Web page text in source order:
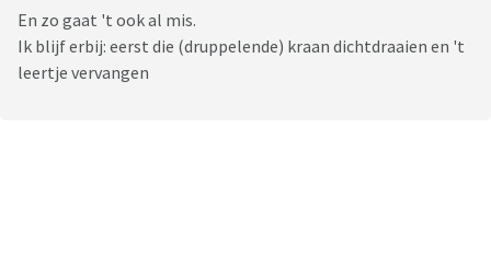
En zo gaat 't ook al mis.
Ik blijf erbij: eerst die (druppelende) kraan dichtdraaien en 't
leertje vervangen